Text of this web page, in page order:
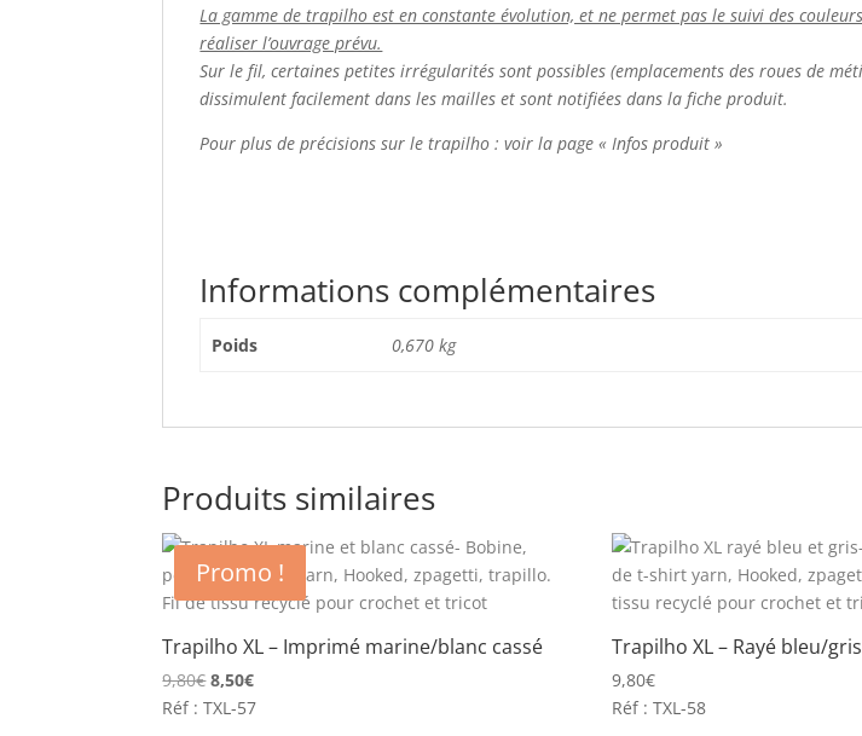
La gamme de trapilho est en constante évolution, et ne permet pas le suivi des
réaliser l’ouvrage prévu.
Sur le fil, certaines petites irrégularités sont possibles (emplacements des roues de
dissimulent facilement dans les mailles et sont notifiées dans la fiche produit.
Pour plus de précisions sur le trapilho : voir la page « Infos produit »
Informations complémentaires
Poids 0,670 kg
Produits similaires
Promo !
Trapilho XL – Imprimé marine/blanc cassé
9,80€Le
prix
8,50€Le
prix
Réf : TXL-57
Trapilho XL – Rayé bleu/gris
9,80€
Réf : TXL-58